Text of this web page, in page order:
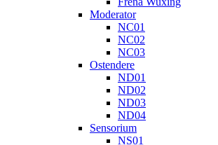
Moderator
NC01
NC02
NC03
Ostendere
ND01
ND02
ND03
ND04
Sensorium
NS01